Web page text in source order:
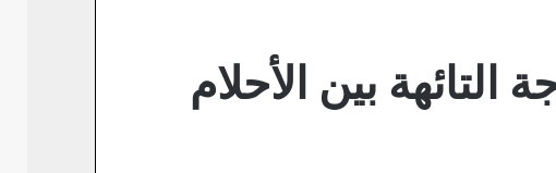
بين الأحلام